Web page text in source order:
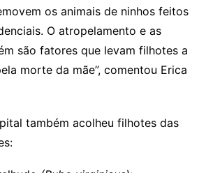
os animais de ninhos feitos
O atropelamento e as
são fatores que levam filhotes a
morte da mãe”, comentou Erica
também acolheu filhotes das